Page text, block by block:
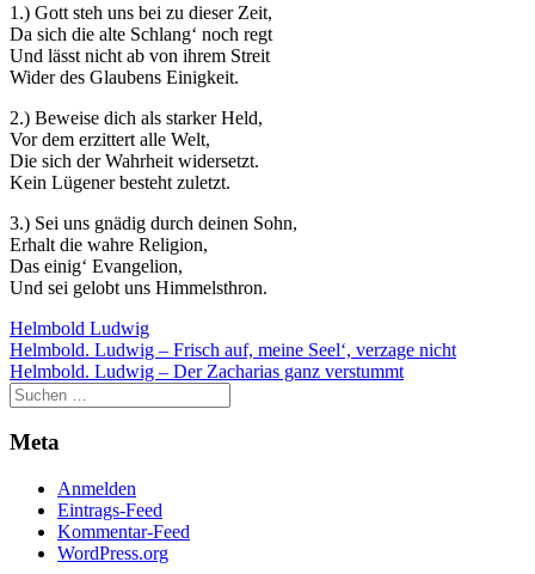
1.) Gott steh uns bei zu dieser Zeit,
Da sich die alte Schlang‘ noch regt
Und lässt nicht ab von ihrem Streit
Wider des Glaubens Einigkeit.
2.) Beweise dich als starker Held,
Vor dem erzittert alle Welt,
Die sich der Wahrheit widersetzt.
Kein Lügener besteht zuletzt.
3.) Sei uns gnädig durch deinen Sohn,
Erhalt die wahre Religion,
Das einig‘ Evangelion,
Und sei gelobt uns Himmelsthron.
Helmbold Ludwig
Beitragsnavigation
Helmbold. Ludwig – Frisch auf, meine Seel‘, verzage nicht
Helmbold. Ludwig – Der Zacharias ganz verstummt
Meta
Anmelden
Eintrags-Feed
Kommentar-Feed
WordPress.org